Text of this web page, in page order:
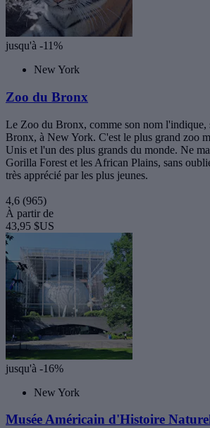
jusqu'à -11%
New York
Zoo du Bronx
Le Zoo du Bronx, comme son nom l'indique,
Bronx, à New York. C'est le plus grand zoo
Unis et l'un des plus grands du monde. Ne
Gorilla Forest et les African Plains, sans
très apprécié par les plus jeunes.
4,6 (965)
À partir de
43,95 $US
jusqu'à -16%
New York
Musée Américain d'Histoire